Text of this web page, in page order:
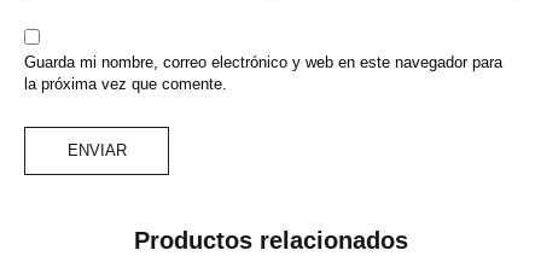
Guarda mi nombre, correo electrónico y web en este navegador para
la próxima vez que comente.
Productos relacionados